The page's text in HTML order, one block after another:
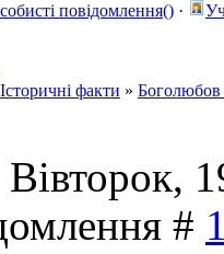
повідомлення() ·
Історичні факти »
#